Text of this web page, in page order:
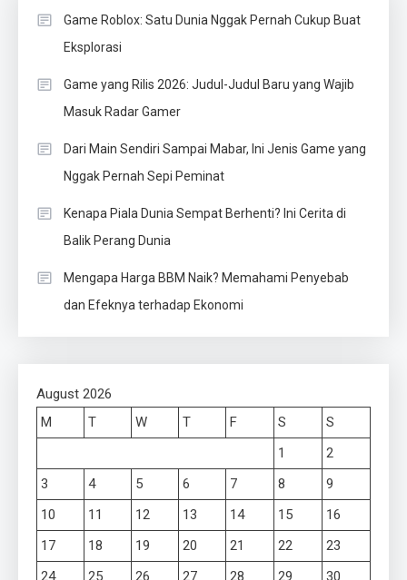
Game Roblox: Satu Dunia Nggak Pernah Cukup Buat
Eksplorasi
Game yang Rilis 2026: Judul-Judul Baru yang Wajib
Masuk Radar Gamer
Dari Main Sendiri Sampai Mabar, Ini Jenis Game yang
Nggak Pernah Sepi Peminat
Kenapa Piala Dunia Sempat Berhenti? Ini Cerita di
Balik Perang Dunia
Mengapa Harga BBM Naik? Memahami Penyebab
dan Efeknya terhadap Ekonomi
August 2026
M
T W T F S
S
1
2
3
4 5 6 7 8
9
10
11 12 13 14 15
16
17
18 19 20 21 22
23
24
25 26 27 28 29 30